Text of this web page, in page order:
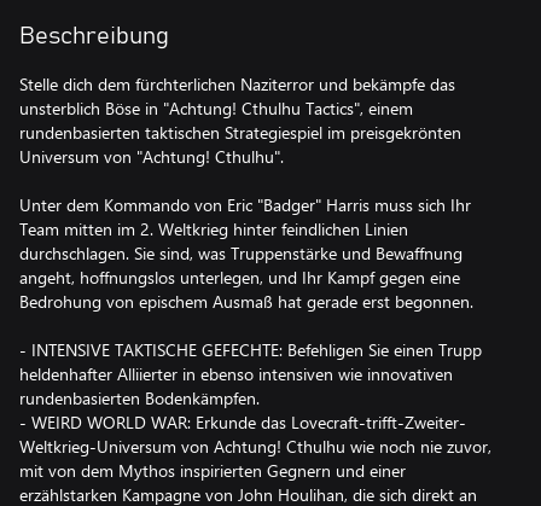
Beschreibung
Stelle dich dem fürchterlichen Naziterror und bekämpfe das
unsterblich Böse in "Achtung! Cthulhu Tactics", einem
rundenbasierten taktischen Strategiespiel im preisgekrönten
Universum von "Achtung! Cthulhu".
Unter dem Kommando von Eric "Badger" Harris muss sich Ihr
Team mitten im 2. Weltkrieg hinter feindlichen Linien
durchschlagen. Sie sind, was Truppenstärke und Bewaffnung
angeht, hoffnungslos unterlegen, und Ihr Kampf gegen eine
Bedrohung von epischem Ausmaß hat gerade erst begonnen.
- INTENSIVE TAKTISCHE GEFECHTE: Befehligen Sie einen Trupp
heldenhafter Alliierter in ebenso intensiven wie innovativen
rundenbasierten Bodenkämpfen.
- WEIRD WORLD WAR: Erkunde das Lovecraft-trifft-Zweiter-
Weltkrieg-Universum von Achtung! Cthulhu wie noch nie zuvor,
mit von dem Mythos inspirierten Gegnern und einer
erzählstarken Kampagne von John Houlihan, die sich direkt an